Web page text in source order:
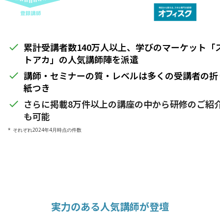
done 累計受講者数140万人以上、学びのマーケット「
トアカ」の人気講師陣を派遣
done 講師・セミナーの質・レベルは多くの受講者の
紙つき
done さらに掲載8万件以上の講座の中から研修のご紹
も可能
* それぞれ2024年4月時点の件数
実力のある人気講師が登壇